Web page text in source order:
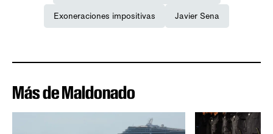
Exoneraciones impositivas Javier Sena
Más de Maldonado